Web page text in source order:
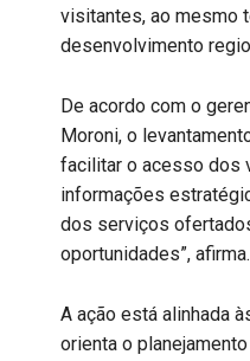
visitantes, ao mesmo
desenvolvimento
De acordo com o
Moroni, o
facilitar o acesso dos
informações
dos serviços
oportunidades”, afirma.
A ação está alinhada
orienta o